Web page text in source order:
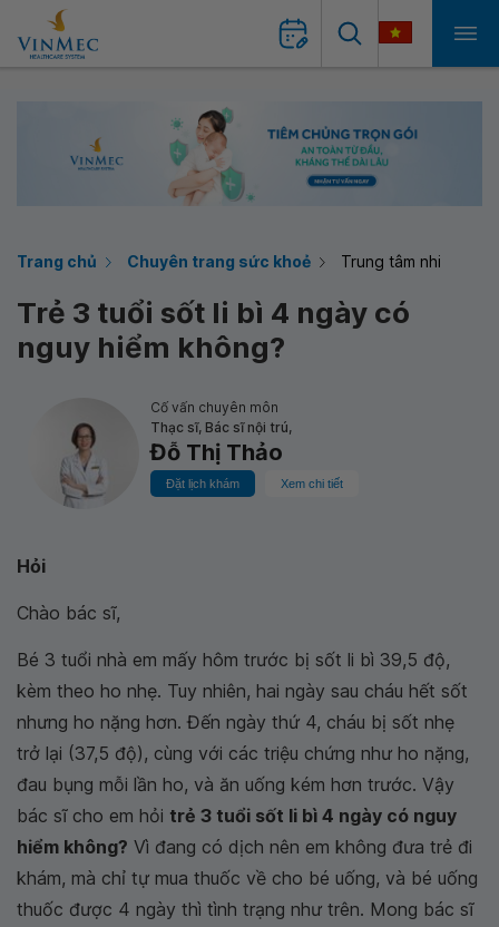
Trang chủ Chuyên trang sức khoẻ Trung tâm nhi
Trẻ 3 tuổi sốt li bì 4 ngày có
nguy hiểm không?
Cố vấn chuyên môn
Thạc sĩ, Bác sĩ nội trú,
Đỗ Thị Thảo
Đặt lịch khám Xem chi tiết
Hỏi
Chào bác sĩ,
Bé 3 tuổi nhà em mấy hôm trước bị sốt li bì 39,5 độ,
kèm theo ho nhẹ. Tuy nhiên, hai ngày sau cháu hết sốt
nhưng ho nặng hơn. Đến ngày thứ 4, cháu bị sốt nhẹ
trở lại (37,5 độ), cùng với các triệu chứng như ho nặng,
đau bụng mỗi lần ho, và ăn uống kém hơn trước. Vậy
bác sĩ cho em hỏi trẻ 3 tuổi sốt li bì 4 ngày có nguy
hiểm không? Vì đang có dịch nên em không đưa trẻ đi
khám, mà chỉ tự mua thuốc về cho bé uống, và bé uống
thuốc được 4 ngày thì tình trạng như trên. Mong bác sĩ